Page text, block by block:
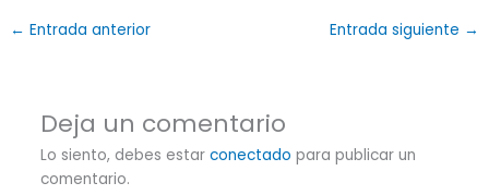
← Entrada anterior Entrada siguiente →
Deja un comentario
Lo siento, debes estar conectado para publicar un
comentario.